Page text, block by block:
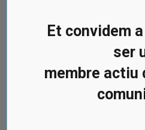
Llibre “Cuina
de Fra Valentí Serra
Et convidem
ser
membre actiu